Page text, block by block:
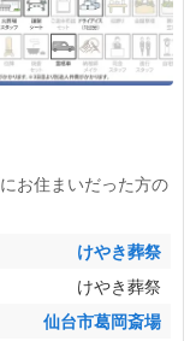
にお住まいだった方の
けやき葬祭
けやき葬祭
仙台市葛岡斎場